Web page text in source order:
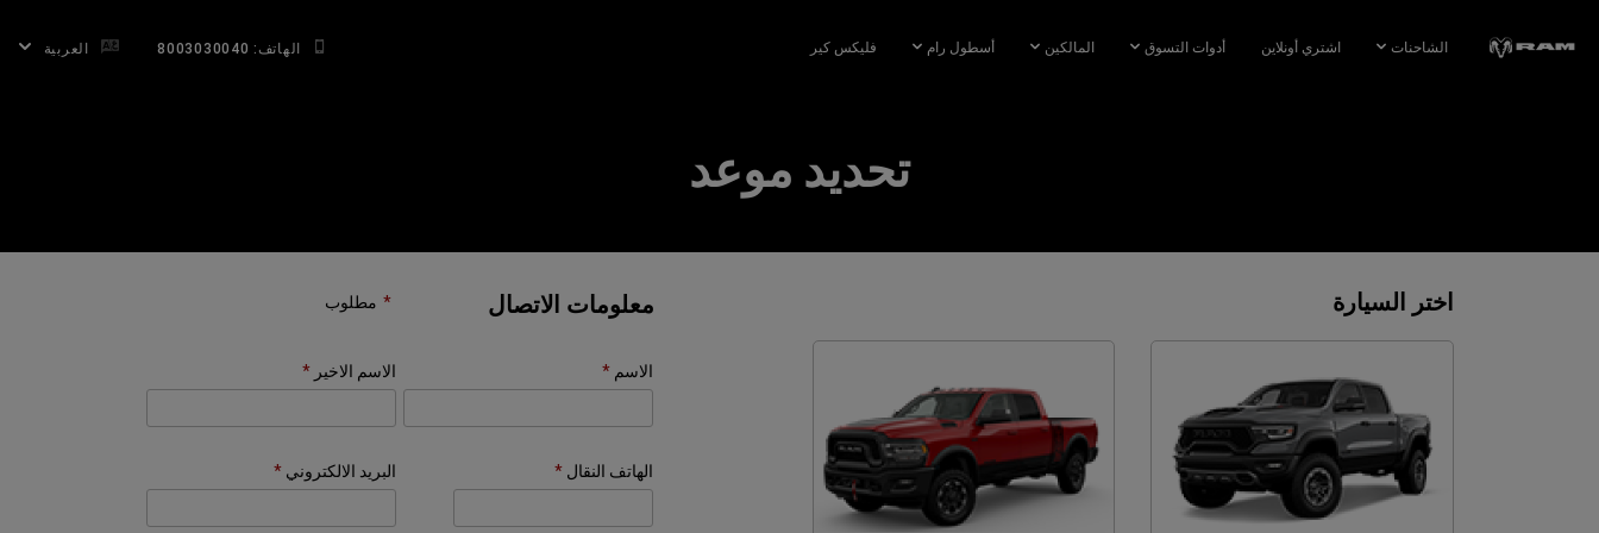
Main
الشاحنات اشتري أونلاين أدوات التسوق المالكين أسطول رام فليكس كير الهاتف: 8003030040 العربية
تحديد موعد
اختر السيارة معلومات الاتصال مطلوب
الاسم الاسم الاخير
الهاتف النقال البريد الالكتروني